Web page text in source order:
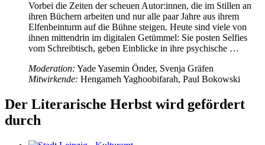
Vorbei die Zeiten der scheuen Autor:innen, die im Stillen an
ihren Büchern arbeiten und nur alle paar Jahre aus ihrem
Elfenbeinturm auf die Bühne steigen. Heute sind viele von
ihnen mittendrin im digitalen Getümmel: Sie posten Selfies
vom Schreibtisch, geben Einblicke in ihre psychische …
Moderation: Yade Yasemin Önder, Svenja Gräfen
Mitwirkende: Hengameh Yaghoobifarah, Paul Bokowski
Der Literarische Herbst wird gefördert
durch